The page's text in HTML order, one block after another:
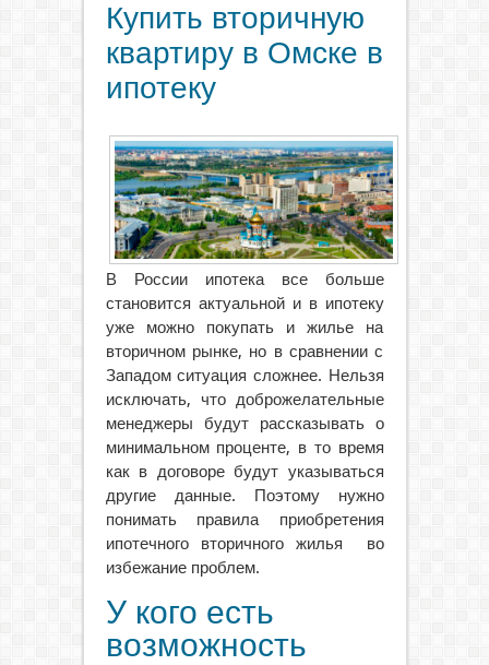
Купить вторичную
квартиру в Омске в
ипотеку
В России ипотека все больше
становится актуальной и в ипотеку
уже можно покупать и жилье на
вторичном рынке, но в сравнении с
Западом ситуация сложнее. Нельзя
исключать, что доброжелательные
менеджеры будут рассказывать о
минимальном проценте, в то время
как в договоре будут указываться
другие данные. Поэтому нужно
понимать правила приобретения
ипотечного вторичного жилья во
избежание проблем.
У кого есть
возможность